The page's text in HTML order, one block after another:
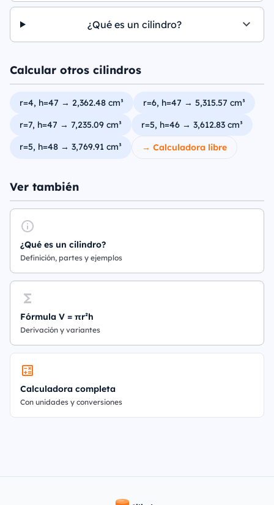
¿Qué es un cilindro?
Calcular otros cilindros
r=4, h=47 → 2,362.48 cm³
r=6, h=47 → 5,315.57 cm³
r=7, h=47 → 7,235.09 cm³
r=5, h=46 → 3,612.83 cm³
r=5, h=48 → 3,769.91 cm³
→ Calculadora libre
Ver también
¿Qué es un cilindro?
Definición, partes y ejemplos
Fórmula V = πr²h
Derivación y variantes
Calculadora completa
Con unidades y conversiones